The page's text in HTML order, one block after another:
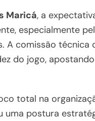
Maricá, a
especialmente
A comissão técnica
do jogo,
total na
postura